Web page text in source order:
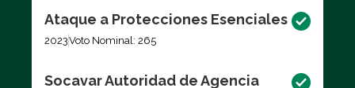
Ataque a Protecciones Esenciales
2023Voto Nominal: 265
Socavar Autoridad de Agencia